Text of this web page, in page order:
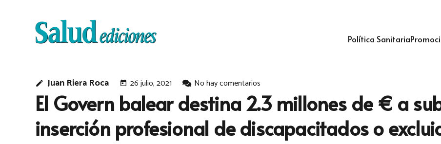
Política Sanitaria
edit Juan Riera Roca today 26 julio, 2021 No hay comentarios
El Govern balear destina 2.3 millones de € a
inserción profesional de discapacitados o